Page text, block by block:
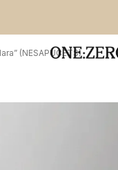
(NESAPUCĒTS)